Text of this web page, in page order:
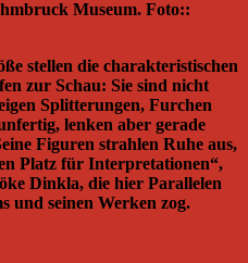
Museum. Foto::
stellen die charakteristischen
zur Schau: Sie sind nicht
Splitterungen, Furchen
lenken aber gerade
Figuren strahlen Ruhe aus,
Platz für Interpretationen“,
Dinkla, die hier Parallelen
und seinen Werken zog.